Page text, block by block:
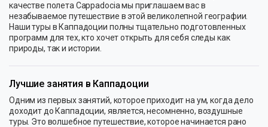
качестве полета Cappadocia мы приглашаем вас в
незабываемое путешествие в этой великолепной географии.
Наши туры в Каппадоции полны тщательно подготовленных
программ для тех, кто хочет открыть для себя следы как
природы, так и истории.
Лучшие занятия в Каппадоции
Одним из первых занятий, которое приходит на ум, когда дело
доходит до Каппадоции, является, несомненно, воздушные
туры. Это волшебное путешествие, которое начинается рано